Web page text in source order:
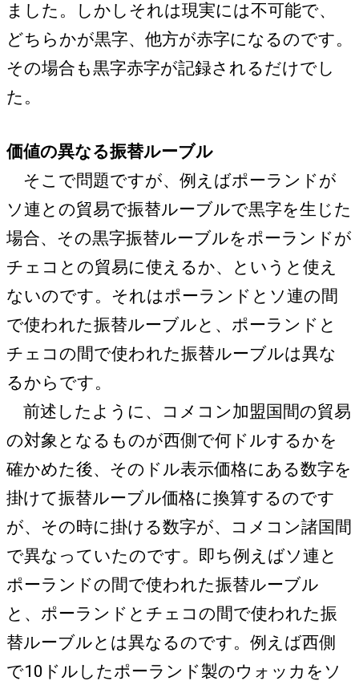
ました。しかしそれは現実には不可能で、
どちらかが黒字、他方が赤字になるのです。
その場合も黒字赤字が記録されるだけでし
た。
価値の異なる振替ルーブル
そこで問題ですが、例えばポーランドが
ソ連との貿易で振替ルーブルで黒字を生じた
場合、その黒字振替ルーブルをポーランドが
チェコとの貿易に使えるか、というと使え
ないのです。それはポーランドとソ連の間
で使われた振替ルーブルと、ポーランドと
チェコの間で使われた振替ルーブルは異な
るからです。
前述したように、コメコン加盟国間の貿易
の対象となるものが西側で何ドルするかを
確かめた後、そのドル表示価格にある数字を
掛けて振替ルーブル価格に換算するのです
が、その時に掛ける数字が、コメコン諸国間
で異なっていたのです。即ち例えばソ連と
ポーランドの間で使われた振替ルーブル
と、ポーランドとチェコの間で使われた振
替ルーブルとは異なるのです。例えば西側
で10ドルしたポーランド製のウォッカをソ